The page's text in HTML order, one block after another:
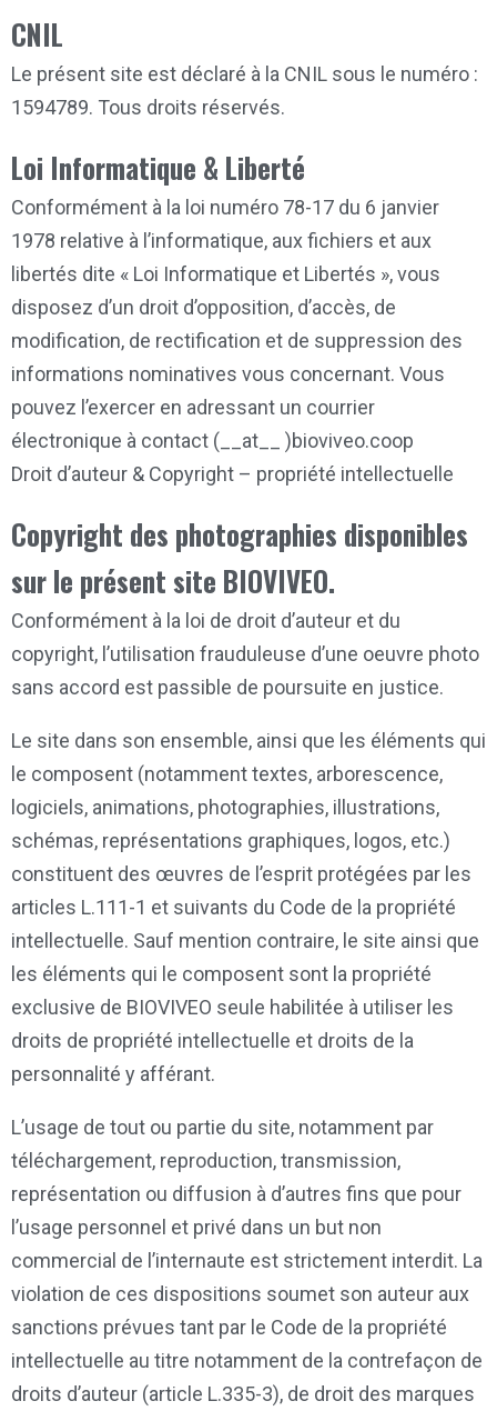
CNIL
Le présent site est déclaré à la CNIL sous le numéro :
1594789. Tous droits réservés.
Loi Informatique & Liberté
Conformément à la loi numéro 78-17 du 6 janvier
1978 relative à l’informatique, aux fichiers et aux
libertés dite « Loi Informatique et Libertés », vous
disposez d’un droit d’opposition, d’accès, de
modification, de rectification et de suppression des
informations nominatives vous concernant. Vous
pouvez l’exercer en adressant un courrier
électronique à contact (__at__ )bioviveo.coop
Droit d’auteur & Copyright – propriété intellectuelle
Copyright des photographies disponibles
sur le présent site BIOVIVEO.
Conformément à la loi de droit d’auteur et du
copyright, l’utilisation frauduleuse d’une oeuvre photo
sans accord est passible de poursuite en justice.
Le site dans son ensemble, ainsi que les éléments qui
le composent (notamment textes, arborescence,
logiciels, animations, photographies, illustrations,
schémas, représentations graphiques, logos, etc.)
constituent des œuvres de l’esprit protégées par les
articles L.111-1 et suivants du Code de la propriété
intellectuelle. Sauf mention contraire, le site ainsi que
les éléments qui le composent sont la propriété
exclusive de BIOVIVEO seule habilitée à utiliser les
droits de propriété intellectuelle et droits de la
personnalité y afférant.
L’usage de tout ou partie du site, notamment par
téléchargement, reproduction, transmission,
représentation ou diffusion à d’autres fins que pour
l’usage personnel et privé dans un but non
commercial de l’internaute est strictement interdit. La
violation de ces dispositions soumet son auteur aux
sanctions prévues tant par le Code de la propriété
intellectuelle au titre notamment de la contrefaçon de
droits d’auteur (article L.335-3), de droit des marques